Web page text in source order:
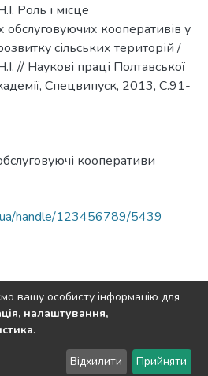
Роль і місце
обслуговуючих кооперативів у
сільських територій /
// Наукові праці Полтавської
Спецвипуск, 2013, С.91-
кооперативи
handle/123456789/5439
© 2002-2026 LYRASIS
вашу особисту інформацію для
налаштування,
.
Відхилити Прийняти